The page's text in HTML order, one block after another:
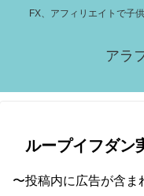
FX、アフィリエイトで子
アラ
ループイフダン
〜投稿内に広告が含ま